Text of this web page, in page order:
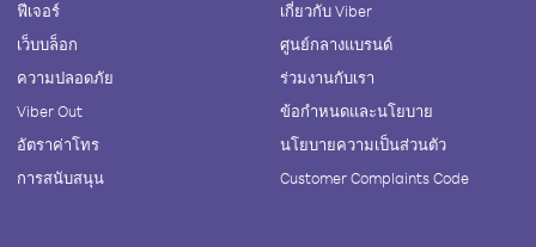
ฟีเจอร์
เว็บบล็อก
ความปลอดภัย
Viber Out
อัตราค่าโทร
การสนับสนุน
เกี่ยวกับ Viber
ศูนย์กลางแบรนด์
ร่วมงานกับเรา
ข้อกำหนดและนโยบาย
นโยบายความเป็นส่วนตัว
Customer Complaints Code